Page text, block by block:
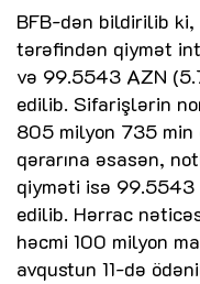
BFB-dən bildirilib ki,
tərəfindən qiymət
və 99.5543 AZN
edilib. Sifarişlərin
805 milyon 735
qərarına əsasən,
qiyməti isə 99.5543
edilib. Hərrac
həcmi 100 milyon
avqustun 11-də